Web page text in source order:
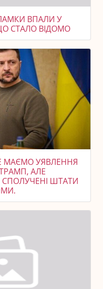
ВПАЛИ У
СТАЛО ВІДОМО
МАЄМО УЯВЛЕННЯ
АЛЕ
ШТАТИ